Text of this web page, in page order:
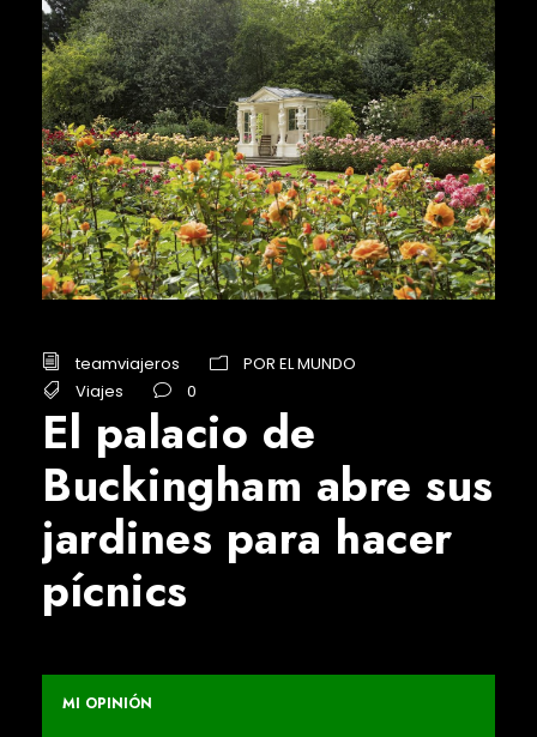
teamviajeros
POR EL MUNDO
Viajes
0
El palacio de
Buckingham abre sus
jardines para hacer
pícnics
MI OPINIÓN